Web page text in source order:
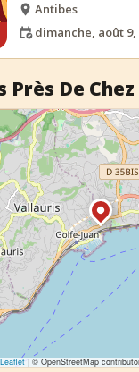
Antibes
dimanche, août 9,
Près De
|© OpenStreetMap